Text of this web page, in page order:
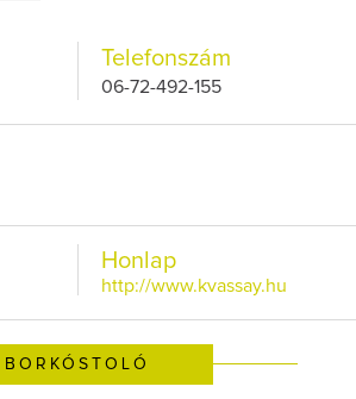
Telefonszám
06-72-492-155
Honlap
http://www.kvassay.hu
BORKÓSTOLÓ
Így lesz valaki